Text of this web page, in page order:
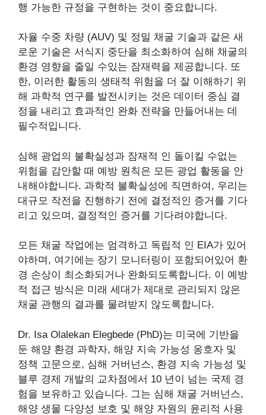
행 가능한 규정을 구현하는 것이 중요합니다.
자율 수중 차량 (AUV) 및 정밀 채굴 기술과 같은 새
로운 기술은 서식지 중단을 최소화하여 심해 채굴의
환경 영향을 줄일 수있는 잠재력을 제공합니다. 또
한, 이러한 활동의 ​​생태적 위험을 더 잘 이해하기 위
해 과학적 연구를 발전시키는 것은 데이터 중심 결
정을 내리고 효과적인 완화 전략을 만들어내는 데
필수적입니다.
심해 광업의 불확실성과 잠재적 인 돌이킬 수없는
위험을 감안할 때 예방 원칙은 모든 광업 활동을 안
내해야합니다. 과학적 불확실성에 직면하여, 우리는
대규모 작전을 진행하기 전에 결정적인 증거를 기다
리고 있으며, 결정적인 증거를 기다려야합니다.
모든 채굴 작업에는 엄격하고 독립적 인 EIA가 있어
야하며, 여기에는 장기 모니터링이 포함되어있어 환
경 손상이 최소화되거나 완화되도록합니다. 이 예방
적 접근 방식은 미래 세대가 제대로 관리되지 않은
채굴 관행의 결과를 물려받지 않도록합니다.
Dr. Isa Olalekan Elegbede (PhD)는 미국에 기반을
둔 해양 환경 과학자, 해양 지속 가능성 옹호자 및
정책 고문으로, 심해 거버넌스, 환경 지속 가능성 및
블루 경제 개발의 교차점에서 10 년이 넘는 국제 경
험을 보유하고 있습니다. 그는 심해 채굴 거버넌스,
해양 생물 다양성 보호 및 해양 자원의 윤리적 사용